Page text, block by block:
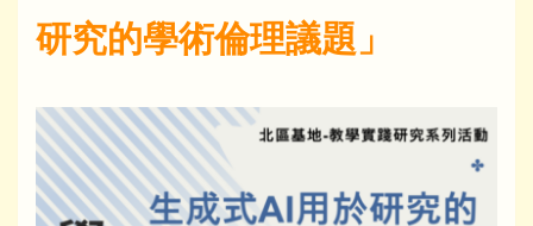
研究的學術倫理議題」